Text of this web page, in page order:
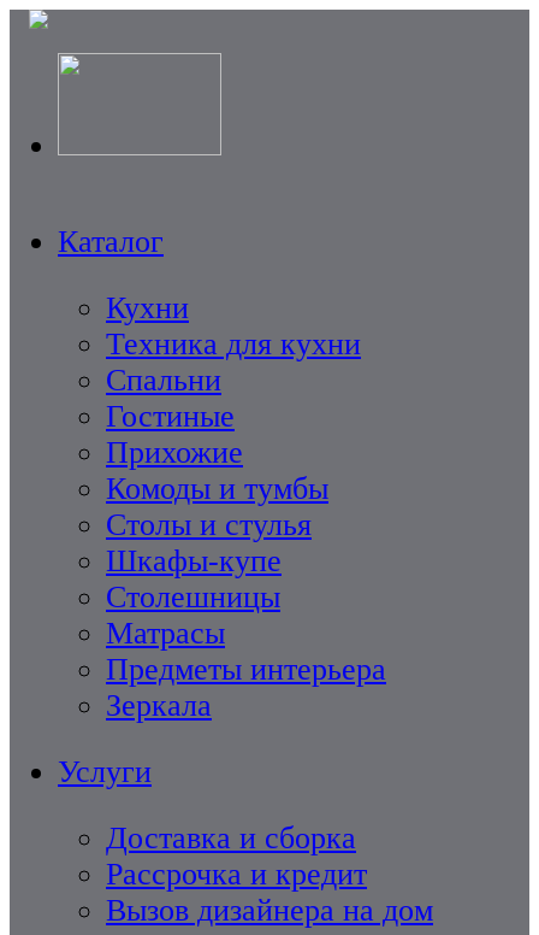
Каталог
Кухни
Техника для кухни
Спальни
Гостиные
Прихожие
Комоды и тумбы
Столы и стулья
Шкафы-купе
Столешницы
Матрасы
Предметы интерьера
Зеркала
Услуги
Доставка и сборка
Рассрочка и кредит
Вызов дизайнера на дом